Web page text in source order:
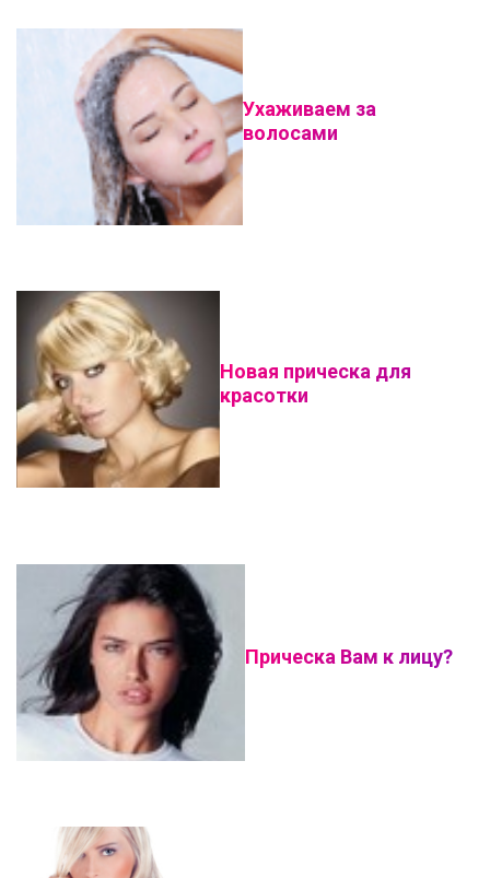
Ухаживаем за
волосами
Новая прическа для
красотки
Прическа Вам к лицу?